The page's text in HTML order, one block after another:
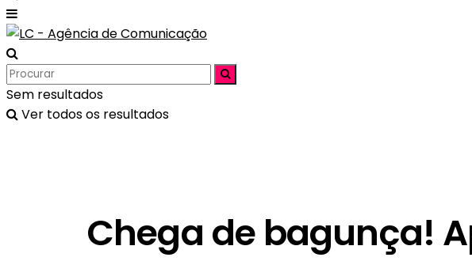
Sem resultados
Ver todos os resultados
Chega de bagunça!